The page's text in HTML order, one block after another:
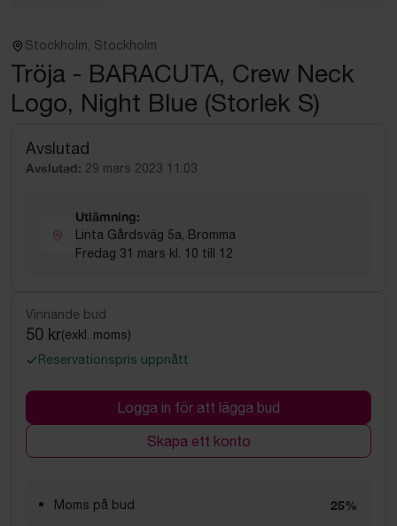
Stockholm, Stockholm
Tröja - BARACUTA, Crew Neck
Logo, Night Blue (Storlek S)
Avslutad
Avslutad: 29 mars 2023 11:03
Utlämning:
Linta Gårdsväg 5a, Bromma
Fredag 31 mars kl. 10 till 12
Vinnande bud
50 kr(exkl. moms)
Reservationspris uppnått
Logga in för att lägga bud
Skapa ett konto
Moms på bud 25%